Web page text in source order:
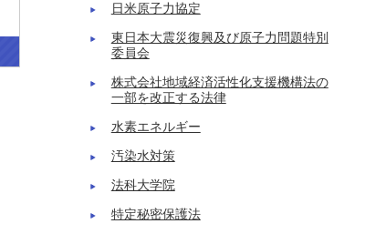
日米原子力協定
東日本大震災復興及び原子力問題特別
委員会
株式会社地域経済活性化支援機構法の
一部を改正する法律
水素エネルギー
汚染水対策
法科大学院
特定秘密保護法